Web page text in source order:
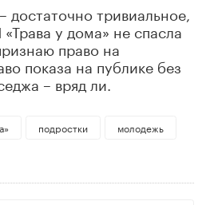
достаточно тривиальное,
у дома» не спасла
право на
показа на публике без
– вряд ли.
подростки молодежь